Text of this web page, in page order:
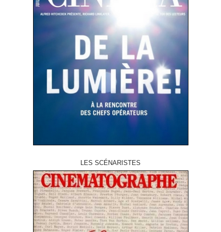
LES SCÉNARISTES